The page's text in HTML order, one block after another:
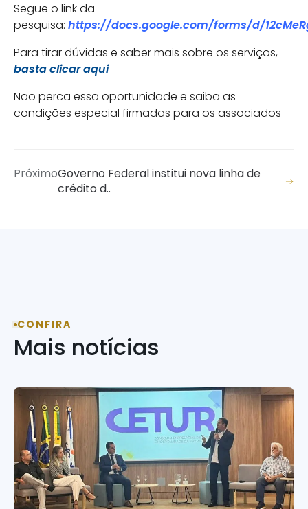
Segue o link da
pesquisa: https://docs.google.com/forms/d/
Para tirar dúvidas e saber mais sobre os serviços,
basta clicar aqui
Não perca essa oportunidade e saiba as
condições especial firmadas para os associados
PróximoGoverno Federal institui nova linha de
crédito d..
CONFIRA
Mais notícias